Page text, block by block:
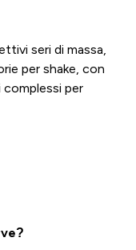
seri di massa,
per shake, con
per